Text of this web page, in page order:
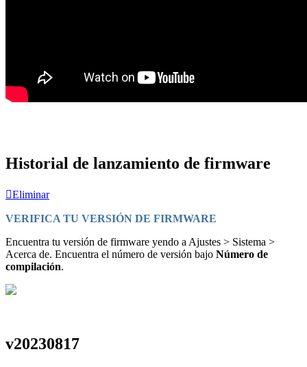
Historial de lanzamiento de firmware
Eliminar
VERIFICA TU VERSIÓN DE FIRMWARE
Encuentra tu versión de firmware yendo a Ajustes > Sistema >
Acerca de. Encuentra el número de versión bajo Número de
compilación.
v20230817